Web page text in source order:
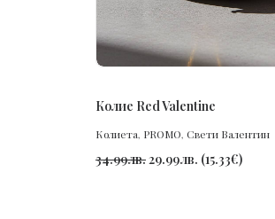
ПОРЪЧАЙ
Колие Red Valentine
Колиета, PROMO, Свети Валентин
34.99лв.29.99лв. (15.33€)